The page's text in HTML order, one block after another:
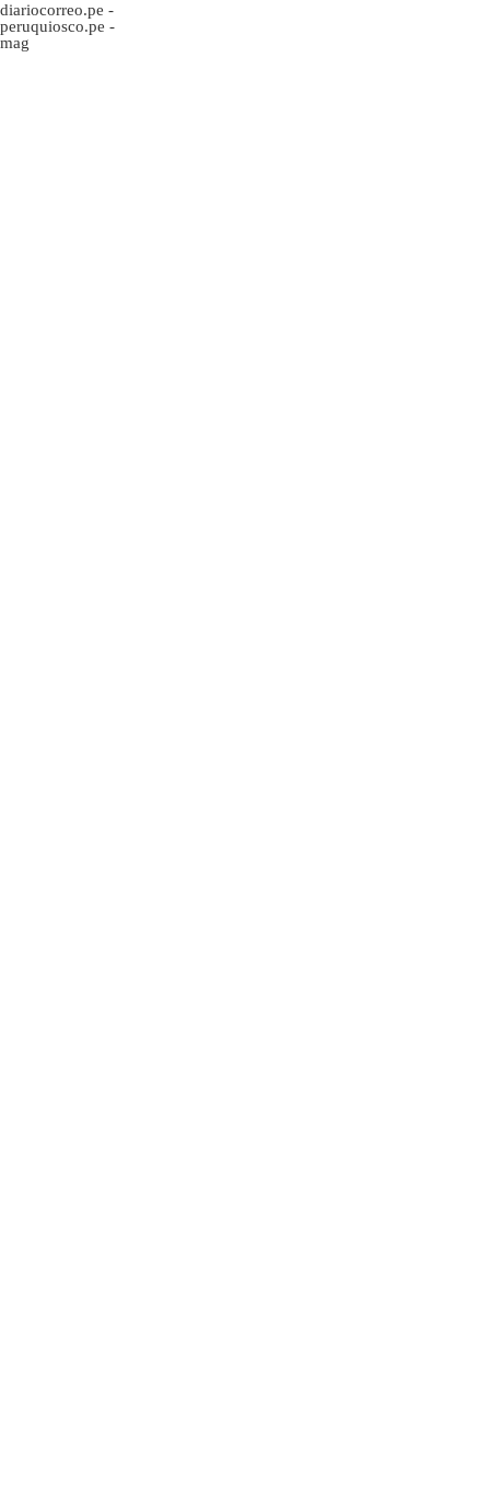
diariocorreo.pe -
peruquiosco.pe -
mag